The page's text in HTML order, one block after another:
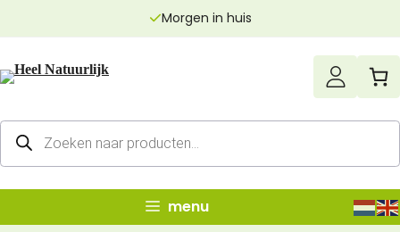
inhoud
Morgen in huis
Producten
zoeken
menu